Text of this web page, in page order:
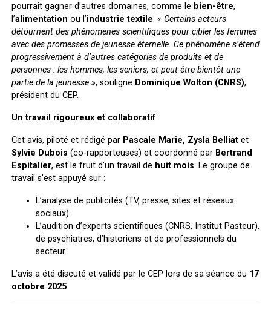
pourrait gagner d’autres domaines, comme le bien-être,
l’alimentation ou l’industrie textile. « Certains acteurs
détournent des phénomènes scientifiques pour cibler les femmes
avec des promesses de jeunesse éternelle. Ce phénomène s’étend
progressivement à d’autres catégories de produits et de
personnes : les hommes, les seniors, et peut-être bientôt une
partie de la jeunesse », souligne Dominique Wolton (CNRS),
président du CEP.
Un travail rigoureux et collaboratif
Cet avis, piloté et rédigé par Pascale Marie, Zysla Belliat et
Sylvie Dubois (co-rapporteuses) et coordonné par Bertrand
Espitalier, est le fruit d’un travail de huit mois. Le groupe de
travail s’est appuyé sur :
L’analyse de publicités (TV, presse, sites et réseaux
sociaux).
L’audition d’experts scientifiques (CNRS, Institut Pasteur),
de psychiatres, d’historiens et de professionnels du
secteur.
L’avis a été discuté et validé par le CEP lors de sa séance du 17
octobre 2025.